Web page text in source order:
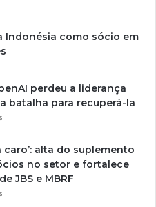
Indonésia como sócio em
perdeu a liderança
batalha para recuperá-la
caro’: alta do suplemento
no setor e fortalece
JBS e MBRF